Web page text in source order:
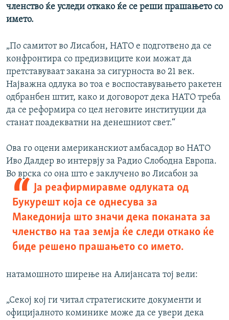
членство ќе уследи откако ќе се реши прашањето со
името.
„По самитот во Лисабон, НАТО е подготвено да се
конфронтира со предизвиците кои можат да
претставуваат закана за сигурноста во 21 век.
Најважна одлука во тоа е воспоставувањето ракетен
одбранбен штит, како и договорот дека НАТО треба
да се реформира со цел неговите институции да
станат поадекватни на денешниот свет.“
Ова го оцени американскиот амбасадор во НАТО
Иво Далдер во интервју за Радио Слободна Европа.
Во врска со она што е заклучено во Лисабон за
Ја реафирмиравме одлуката од
Букурешт која се однесува за
Македонија што значи дека поканата за
членство на таа земја ќе следи откако ќе
биде решено прашањето со иметo.
натамошното ширење на Алијансата тој вели:
„Секој кој ги читал стратегиските документи и
официјалното коминике може да се увери дека